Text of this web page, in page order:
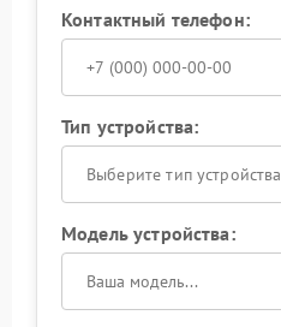
Контактный телефон:
Тип устройства:
Выберите тип устройства
Модель устройства: